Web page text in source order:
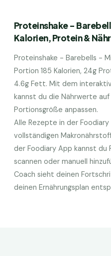
Proteinshake -
Kalorien, Protein &
Proteinshake - Barebells -
Portion 185 Kalorien, 24g
4.6g Fett. Mit dem
kannst du die Nährwerte
Portionsgröße anpassen.
Alle Rezepte in der
vollständigen
der Foodiary App kannst du
scannen oder manuell
Coach sieht deinen
deinen Ernährungsplan